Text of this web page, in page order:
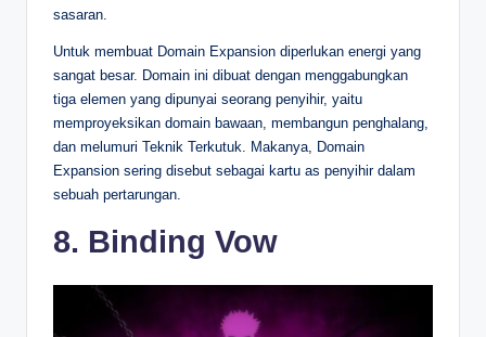
sasaran.
Untuk membuat Domain Expansion diperlukan energi yang
sangat besar. Domain ini dibuat dengan menggabungkan
tiga elemen yang dipunyai seorang penyihir, yaitu
memproyeksikan domain bawaan, membangun penghalang,
dan melumuri Teknik Terkutuk. Makanya, Domain
Expansion sering disebut sebagai kartu as penyihir dalam
sebuah pertarungan.
8. Binding Vow